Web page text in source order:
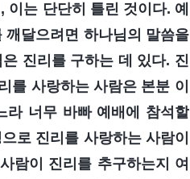
는 단단히 틀린 것이다. 예
달으려면 하나님의 말씀을
진리를 구하는 데 있다. 진
를 사랑하는 사람은 본분 이
라 너무 바빠 예배에 참석할
로 진리를 사랑하는 사람이
람이 진리를 추구하는지 여